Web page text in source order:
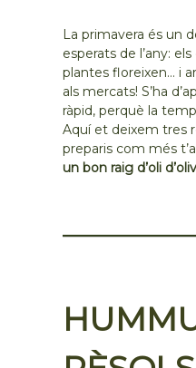
La primavera és un
esperats de l’any:
plantes floreixen… i
als mercats! S’ha
ràpid, perquè la
Aquí et deixem tres
preparis com més
un bon raig d’oli